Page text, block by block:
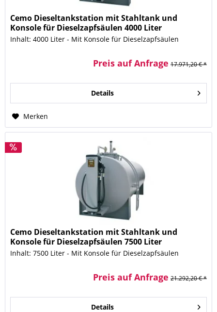
Cemo Dieseltankstation mit Stahltank und
Konsole für Dieselzapfsäulen 4000 Liter
Inhalt: 4000 Liter - Mit Konsole für Dieselzapfsäulen
Preis auf Anfrage 17.971,20 € *
Details
Merken
Cemo Dieseltankstation mit Stahltank und
Konsole für Dieselzapfsäulen 7500 Liter
Inhalt: 7500 Liter - Mit Konsole für Dieselzapfsäulen
Preis auf Anfrage 21.292,20 € *
Details